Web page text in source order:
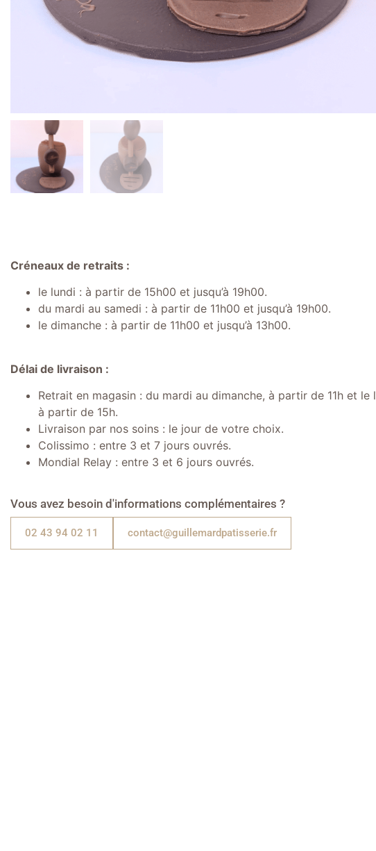
Créneaux de retraits :
le lundi : à partir de 15h00 et jusqu’à 19h00.
du mardi au samedi : à partir de 11h00 et jusqu’à 19h00.
le dimanche : à partir de 11h00 et jusqu’à 13h00.
Délai de livraison :
Retrait en magasin : du mardi au dimanche, à partir de 11h et le
à partir de 15h.
Livraison par nos soins : le jour de votre choix.
Colissimo : entre 3 et 7 jours ouvrés.
Mondial Relay : entre 3 et 6 jours ouvrés.
Vous avez besoin d'informations complémentaires ?
02 43 94 02 11 contact@guillemardpatisserie.fr